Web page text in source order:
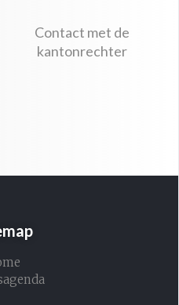
Contact met de
kantonrechter